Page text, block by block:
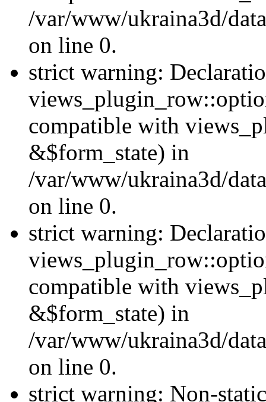
/var/www/ukraina3d/
on line 0.
strict warning:
compatible with
&$form_state) in
/var/www/ukraina3d/
on line 0.
strict warning:
compatible with
&$form_state) in
/var/www/ukraina3d/
on line 0.
strict warning: Non-